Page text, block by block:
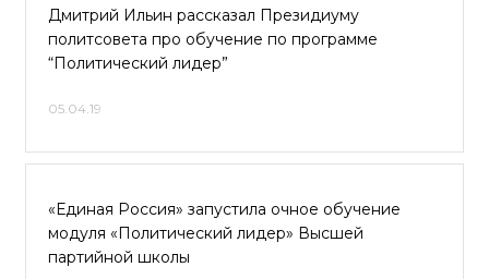
Дмитрий Ильин рассказал Президиуму
политсовета про обучение по программе
“Политический лидер”
05.04.19
«Единая Россия» запустила очное обучение
модуля «Политический лидер» Высшей
партийной школы